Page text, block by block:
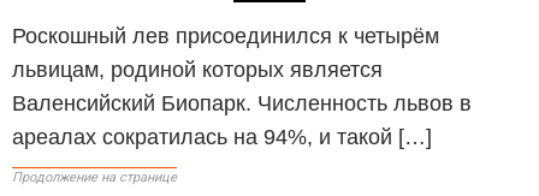
Роскошный лев присоединился к четырём
львицам, родиной которых является
Валенсийский Биопарк. Численность львов в
ареалах сократилась на 94%, и такой […]
Продолжение на странице